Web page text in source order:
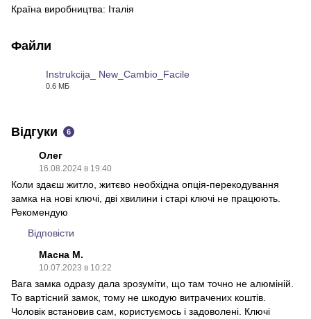
Країна виробництва: Італія
Файли
Instrukcija_ New_Cambio_Facile
0.6 МБ
Відгуки 6
Олег
16.08.2024 в 19:40
Коли здаєш житло, житєво необхідна опція-перекодування
замка на нові ключі, дві хвилини і старі ключі не працюють.
Рекомендую
Відповісти
Масна М.
10.07.2023 в 10:22
Вага замка одразу дала зрозуміти, що там точно не алюміній.
То вартісний замок, тому не шкодую витрачених коштів.
Чоловік встановив сам, користуємось і задоволені. Ключі